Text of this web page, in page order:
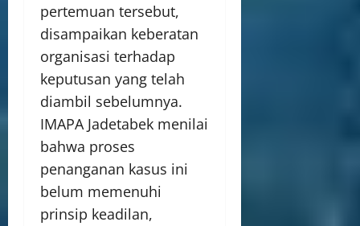
pertemuan tersebut,
disampaikan keberatan
organisasi terhadap
keputusan yang telah
diambil sebelumnya.
IMAPA Jadetabek menilai
bahwa proses
penanganan kasus ini
belum memenuhi
prinsip keadilan,